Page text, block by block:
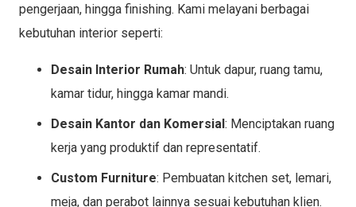
pengerjaan, hingga finishing. Kami melayani berbagai
kebutuhan interior seperti:
Desain Interior Rumah: Untuk dapur, ruang tamu,
kamar tidur, hingga kamar mandi.
Desain Kantor dan Komersial: Menciptakan ruang
kerja yang produktif dan representatif.
Custom Furniture: Pembuatan kitchen set, lemari,
meja, dan perabot lainnya sesuai kebutuhan klien.